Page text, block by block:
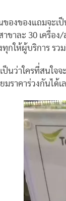
ของของแถมจะเ
าขาละ 30 เครื่อง
ทุกให้ผู้บริการ รว
เป็นว่าใครที่สนใ
ยมราคาร่วงกันได้เ